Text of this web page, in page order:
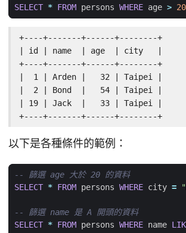
SELECT * FROM persons WHERE age > 20
+----+-------+------+--------+
| id | name  | age  | city   |
+----+-------+------+--------+
|  1 | Arden |   32 | Taipei |
|  2 | Bond  |   54 | Taipei |
| 19 | Jack  |   33 | Taipei |
+----+-------+------+--------+
以下是各種條件的範例：
SELECT * FROM persons WHERE city =
SELECT * FROM persons WHERE name